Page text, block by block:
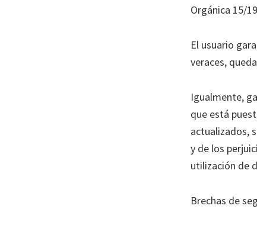
Orgánica 15/
El usuario
veraces,
Igualmente,
que está
actualizados,
y de los
utilización de
Brechas de